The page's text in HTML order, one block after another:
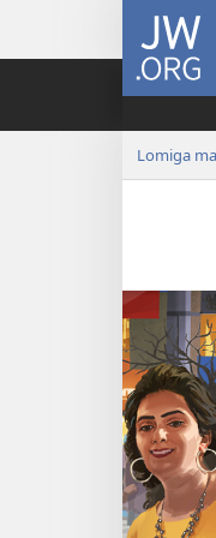
JW.ORG
Lomiga